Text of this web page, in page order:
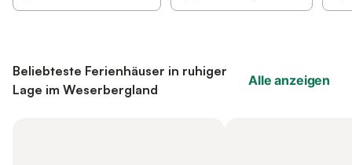
Beliebteste Ferienhäuser in ruhiger
Lage im Weserbergland
Alle anzeigen